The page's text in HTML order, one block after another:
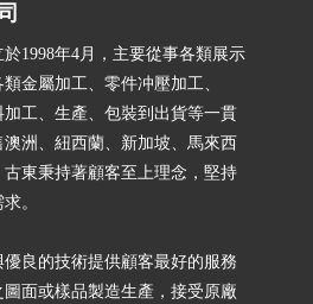
1998年4月，主要從事各類展示
金屬加工、零件冲壓加工、
工、生產、包裝到出貨等一貫
洲、紐西蘭、新加坡、馬來西
東秉持著顧客至上理念，堅持
。
良的技術提供顧客最好的服務
面或樣品製造生產，接受原廠